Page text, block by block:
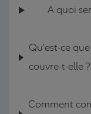
A quoi
Qu'est-ce
couvre-t-elle ?
Comment